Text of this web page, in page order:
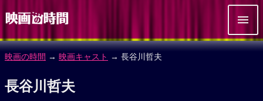
映画の時間 → 映画キャスト → 長谷川哲夫
長谷川哲夫